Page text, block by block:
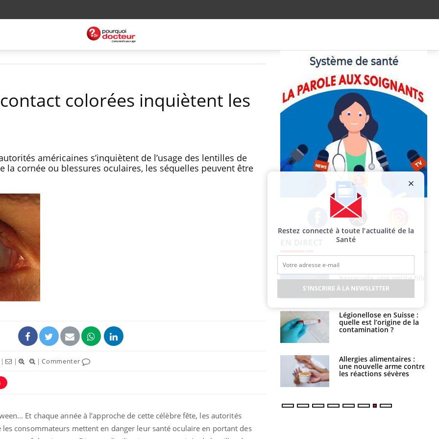
colorées inquiètent les
américaines s’inquiètent de l’usage des lentilles de
la cornée ou blessures oculaires, les séquelles peuvent être
| | |Commenter
Et chaque année à l’approche de cette célèbre fête, les autorités
consommateurs mettent en danger leur santé oculaire en portant des
Facebook Twitter Instagram
cancer ?
Pourquoi manger moins
de protéines pourrait
barracuda, une petite fille
secourue grâce à un
réflexe essentiel
Légionellose en Suisse :
quelle est l’origine de la
contamination ?
Allergies alimentaires :
une nouvelle arme contre
les réactions sévères
Restez connecté à toute l’actualité de la
Santé
S'INSCRIRE À LA NEWSLETTER